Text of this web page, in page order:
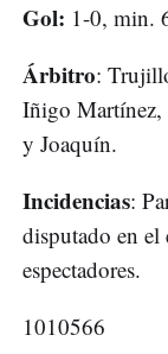
Gol: 1-0, min.
Árbitro:
Iñigo Martínez,
y Joaquín.
Incidencias:
disputado en el
espectadores.
1010566